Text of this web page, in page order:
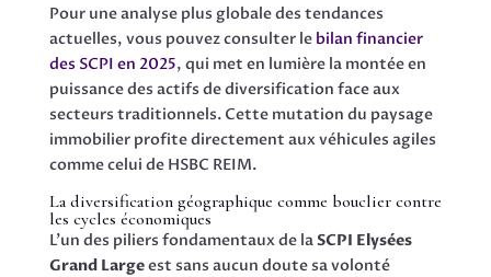
Pour une analyse plus globale des tendances
actuelles, vous pouvez consulter le bilan financier
des SCPI en 2025, qui met en lumière la montée en
puissance des actifs de diversification face aux
secteurs traditionnels. Cette mutation du paysage
immobilier profite directement aux véhicules agiles
comme celui de HSBC REIM.
La diversification géographique comme bouclier contre
les cycles économiques
L’un des piliers fondamentaux de laSCPI Elysées
Grand Largeest sans aucun doute sa volonté